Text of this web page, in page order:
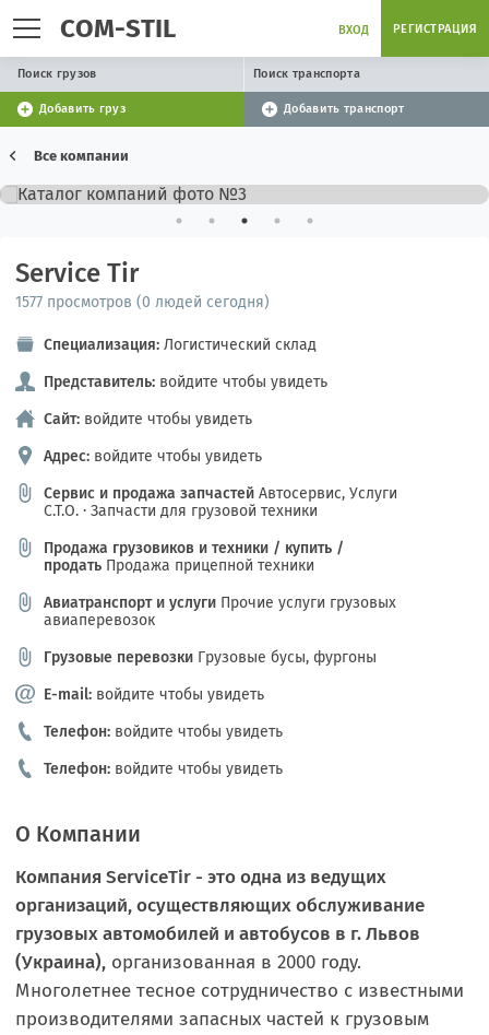
COM-STIL ВХОД РЕГИСТРАЦИЯ
Поиск грузов Поиск транспорта
Добавить груз Добавить транспорт
Все компании
Service Tir
1577 просмотров (0 людей сегодня)
Специализация: Логистический склад
Представитель: войдите чтобы увидеть
Сайт: войдите чтобы увидеть
Адрес: войдите чтобы увидеть
Сервис и продажа запчастей Автосервис, Услуги
С.Т.О. · Запчасти для грузовой техники
Продажа грузовиков и техники / купить /
продать Продажа прицепной техники
Авиатранспорт и услуги Прочие услуги грузовых
авиаперевозок
Грузовые перевозки Грузовые бусы, фургоны
E-mail: войдите чтобы увидеть
Телефон: войдите чтобы увидеть
Телефон: войдите чтобы увидеть
О Компании
Компания ServiceTir - это одна из ведущих
организаций, осуществляющих обслуживание
грузовых автомобилей и автобусов в г. Львов
(Украина), организованная в 2000 году.
Многолетнее тесное сотрудничество с известными
производителями запасных частей к грузовым